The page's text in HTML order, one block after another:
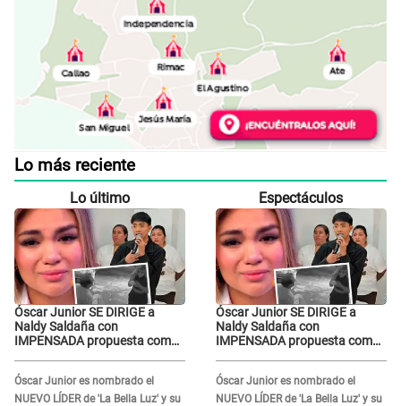
Lo más reciente
Lo último
Óscar Junior SE DIRIGE a
Naldy Saldaña con
IMPENSADA propuesta como
ley..."
Óscar Junior es nombrado el
NUEVO LÍDER de 'La Bella Luz' y su
Espectáculos
Óscar Junior SE DIRIGE a
Naldy Saldaña con
IMPENSADA propuesta como
ley..."
Óscar Junior es nombrado el
NUEVO LÍDER de 'La Bella Luz' y su